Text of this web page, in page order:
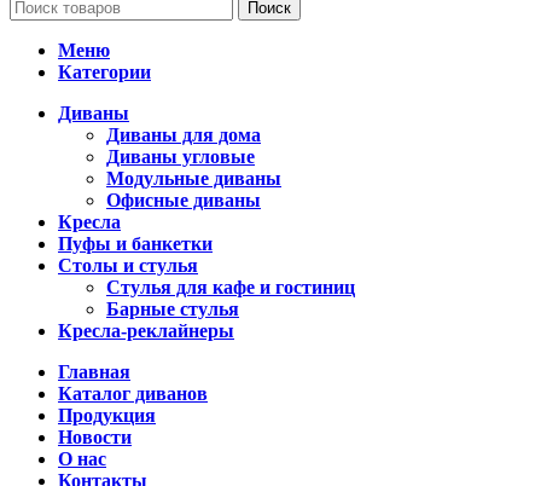
Поиск
Меню
Категории
Диваны
Диваны для дома
Диваны угловые
Модульные диваны
Офисные диваны
Кресла
Пуфы и банкетки
Столы и стулья
Стулья для кафе и гостиниц
Барные стулья
Кресла-реклайнеры
Главная
Каталог диванов
Продукция
Новости
О нас
Контакты